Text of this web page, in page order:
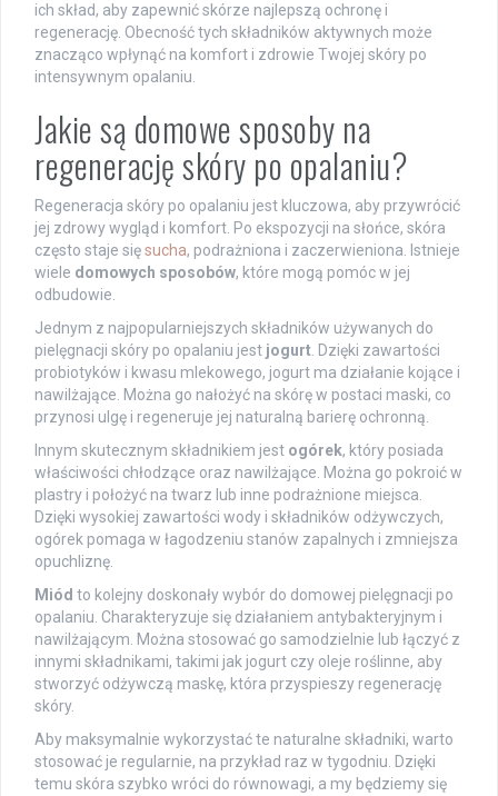
ich skład, aby zapewnić skórze najlepszą ochronę i
regenerację. Obecność tych składników aktywnych może
znacząco wpłynąć na komfort i zdrowie Twojej skóry po
intensywnym opalaniu.
Jakie są domowe sposoby na
regenerację skóry po opalaniu?
Regeneracja skóry po opalaniu jest kluczowa, aby przywrócić
jej zdrowy wygląd i komfort. Po ekspozycji na słońce, skóra
często staje sięsucha, podrażniona i zaczerwieniona. Istnieje
wiele domowych sposobów, które mogą pomóc w jej
odbudowie.
Jednym z najpopularniejszych składników używanych do
pielęgnacji skóry po opalaniu jest jogurt. Dzięki zawartości
probiotyków i kwasu mlekowego, jogurt ma działanie kojące i
nawilżające. Można go nałożyć na skórę w postaci maski, co
przynosi ulgę i regeneruje jej naturalną barierę ochronną.
Innym skutecznym składnikiem jest ogórek, który posiada
właściwości chłodzące oraz nawilżające. Można go pokroić w
plastry i położyć na twarz lub inne podrażnione miejsca.
Dzięki wysokiej zawartości wody i składników odżywczych,
ogórek pomaga w łagodzeniu stanów zapalnych i zmniejsza
opuchliznę.
Miód to kolejny doskonały wybór do domowej pielęgnacji po
opalaniu. Charakteryzuje się działaniem antybakteryjnym i
nawilżającym. Można stosować go samodzielnie lub łączyć z
innymi składnikami, takimi jak jogurt czy oleje roślinne, aby
stworzyć odżywczą maskę, która przyspieszy regenerację
skóry.
Aby maksymalnie wykorzystać te naturalne składniki, warto
stosować je regularnie, na przykład raz w tygodniu. Dzięki
temu skóra szybko wróci do równowagi, a my będziemy się